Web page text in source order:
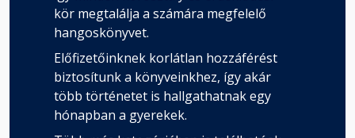
kör megtalálja a számára megfelelő
hangoskönyvet.
Előfizetőinknek korlátlan hozzáférést
biztosítunk a könyveinkhez, így akár
több történetet is hallgathatnak egy
hónapban a gyerekek.